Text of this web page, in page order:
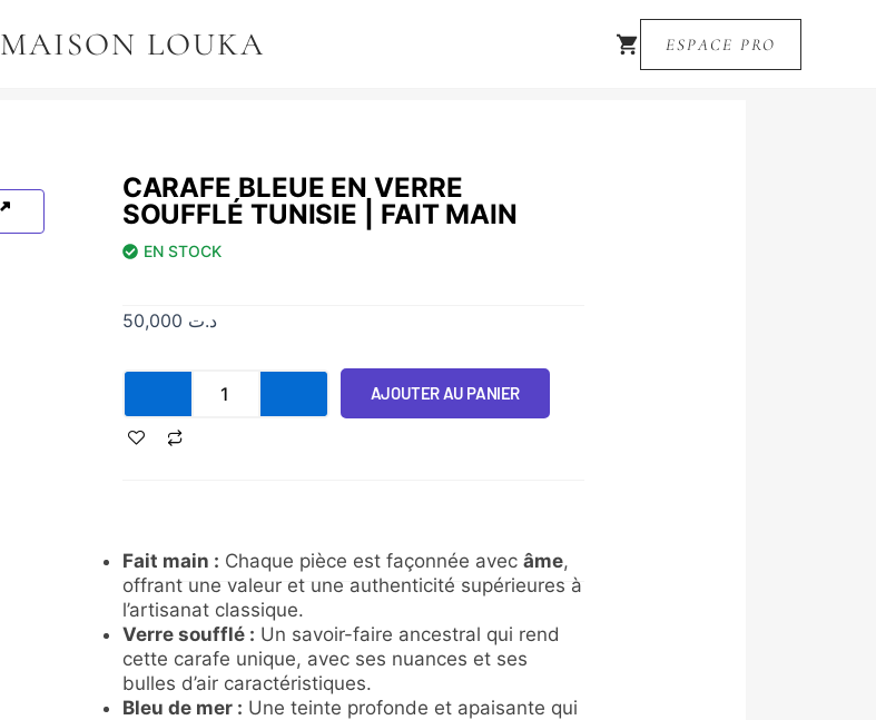
MAISON LOUKA ESPACE PRO
CARAFE BLEUE EN VERRE
SOUFFLÉ TUNISIE | FAIT MAIN
EN STOCK
د.ت
|
Fait
main
AJOUTER AU PANIER
Fait main : Chaque pièce est façonnée avec âme,
offrant une valeur et une authenticité supérieures à
l’artisanat classique.
Verre soufflé : Un savoir-faire ancestral qui rend
cette carafe unique, avec ses nuances et ses
bulles d’air caractéristiques.
Bleu de mer : Une teinte profonde et apaisante qui